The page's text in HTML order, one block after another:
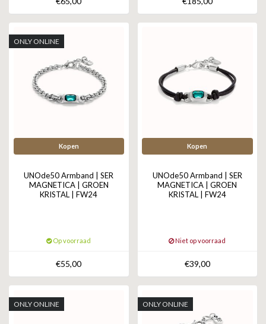
ZAG BIJOUX
LILLY
KAPTEN & SON
ONLY ONLINE
Kopen
UNOde50 Armband | SER
MAGNETICA | GROEN
KRISTAL | FW24
Op voorraad
€55,00
Kopen
UNOde50 Armband | SER
MAGNETICA | GROEN
KRISTAL | FW24
Niet op voorraad
€39,00
ONLY ONLINE ONLY ONLINE